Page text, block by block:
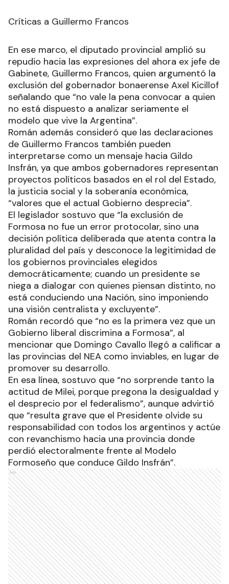
Críticas a Guillermo Francos
En ese marco, el diputado provincial amplió su
repudio hacia las expresiones del ahora ex jefe de
Gabinete, Guillermo Francos, quien argumentó la
exclusión del gobernador bonaerense Axel Kicillof
señalando que “no vale la pena convocar a quien
no está dispuesto a analizar seriamente el
modelo que vive la Argentina”.
Román además consideró que las declaraciones
de Guillermo Francos también pueden
interpretarse como un mensaje hacia Gildo
Insfrán, ya que ambos gobernadores representan
proyectos políticos basados en el rol del Estado,
la justicia social y la soberanía económica,
“valores que el actual Gobierno desprecia”.
El legislador sostuvo que “la exclusión de
Formosa no fue un error protocolar, sino una
decisión política deliberada que atenta contra la
pluralidad del país y desconoce la legitimidad de
los gobiernos provinciales elegidos
democráticamente; cuando un presidente se
niega a dialogar con quienes piensan distinto, no
está conduciendo una Nación, sino imponiendo
una visión centralista y excluyente”.
Román recordó que “no es la primera vez que un
Gobierno liberal discrimina a Formosa”, al
mencionar que Domingo Cavallo llegó a calificar a
las provincias del NEA como inviables, en lugar de
promover su desarrollo.
En esa línea, sostuvo que “no sorprende tanto la
actitud de Milei, porque pregona la desigualdad y
el desprecio por el federalismo”, aunque advirtió
que “resulta grave que el Presidente olvide su
responsabilidad con todos los argentinos y actúe
con revanchismo hacia una provincia donde
perdió electoralmente frente al Modelo
Formoseño que conduce Gildo Insfrán”.
Ads